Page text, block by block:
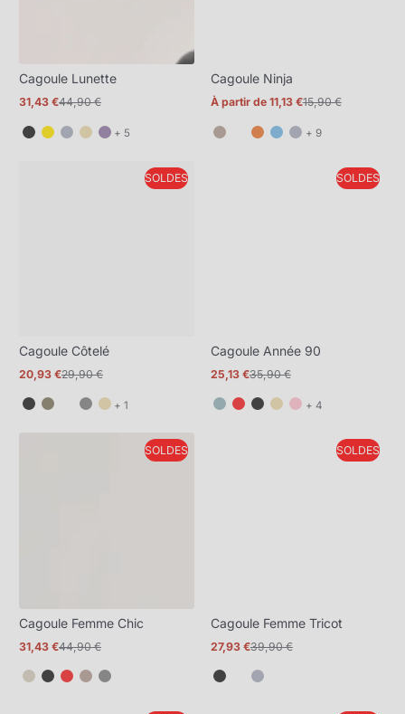
Cagoule Lunette
Prix
31,43 €
Prix
44,90 €
+ 5
plus
Cagoule Ninja
Prix
À partir de 11,13 €
Prix
15,90 €
+ 9et
plus
SOLDES
Cagoule Côtelé
Prix
20,93 €
Prix
29,90 €
+ 1
plus
SOLDES
Cagoule Année 90
Prix
25,13 €
Prix
35,90 €
+ 4et
plus
SOLDES
Cagoule Femme Chic
Prix
31,43 €
Prix
44,90 €
SOLDES
Cagoule Femme Tricot
Prix
27,93 €
Prix
39,90 €